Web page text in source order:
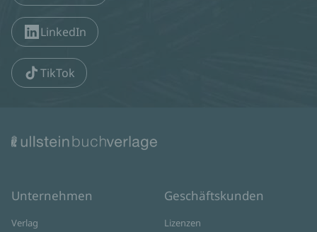
LinkedIn
TikTok
Unternehmen
Verlag
Geschäftskunden
Lizenzen